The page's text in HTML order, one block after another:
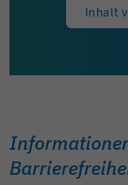
Inhalt